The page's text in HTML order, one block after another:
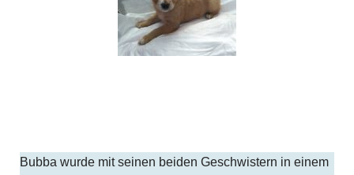
Bubba wurde mit seinen beiden Geschwistern in einem